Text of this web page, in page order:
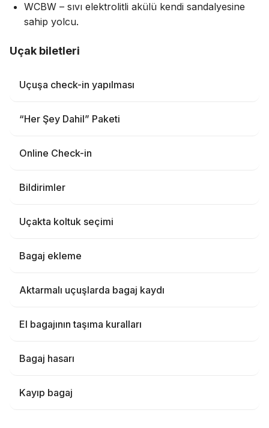
WCBW – sıvı elektrolitli akülü kendi sandalyesine
sahip yolcu.
Uçak biletleri
Uçuşa check-in yapılması
“Her Şey Dahil” Paketi
Online Check-in
Bildirimler
Uçakta koltuk seçimi
Bagaj ekleme
Aktarmalı uçuşlarda bagaj kaydı
El bagajının taşıma kuralları
Bagaj hasarı
Kayıp bagaj